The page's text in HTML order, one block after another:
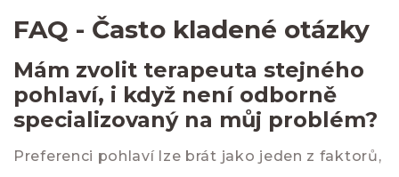
FAQ - Často kladené otázky
Mám zvolit terapeuta stejného
pohlaví, i když není odborně
specializovaný na můj problém?
Preferenci pohlaví lze brát jako jeden z faktorů,